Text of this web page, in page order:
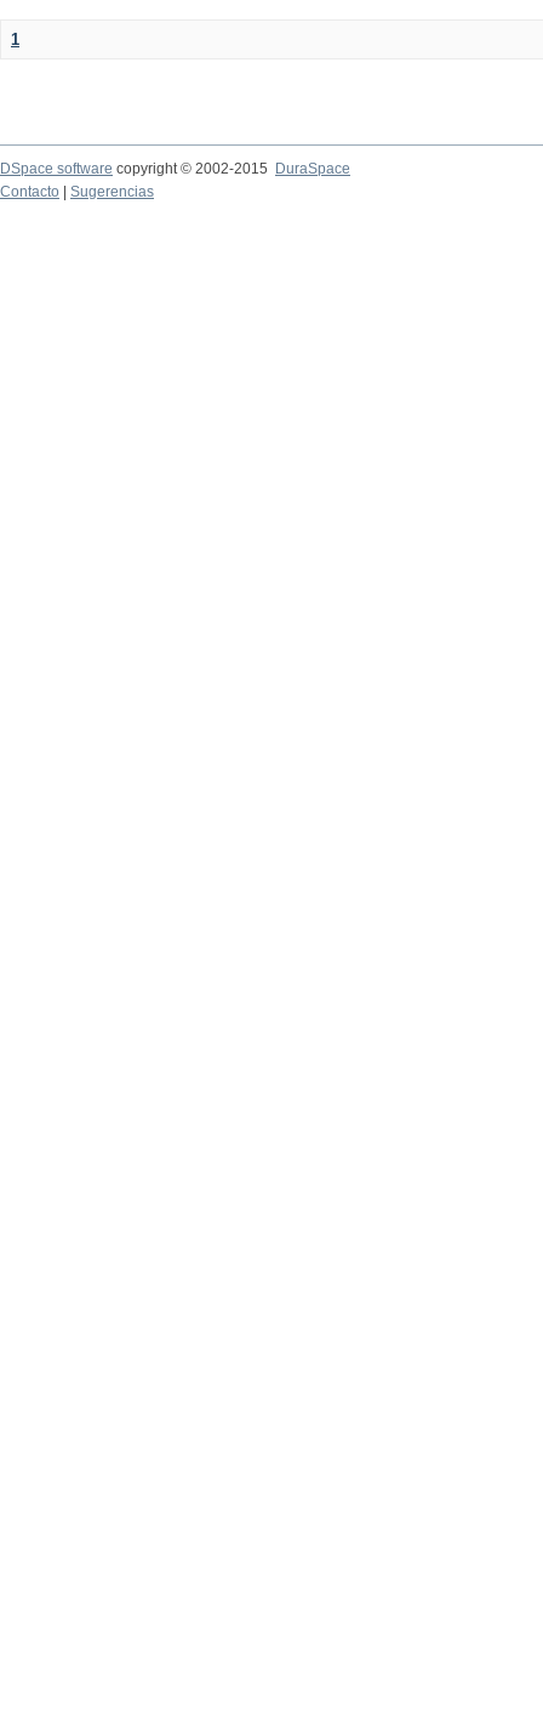
1
DSpace software copyright © 2002-2015
DuraSpace
Contacto
Sugerencias